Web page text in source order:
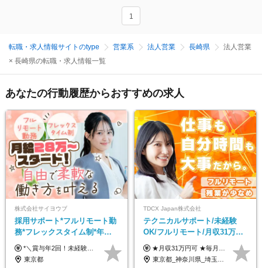
1
転職・求人情報サイトのtype 営業系 法人営業 長崎県
法人営業
× 長崎県の転職・求人情報一覧
あなたの行動履歴からおすすめの求人
株式会社サイヨウブ
採用サポート*フルリモート勤
務*フレックスタイム制*年休
120日*土日祝休み*残業ほぼな
し*育児中社員8割以上
*＼賞与年2回！未経験から月給28万円スタート／* ◆月給28万～40万円＋賞与年2回＋各種インセンティブ ※経験・スキルを考慮の上、決定します ※試用期間6ヶ月間あり（期間中は月給26万円～になります。その他待遇等に差異はありません） ※月給には月35時間分の固定残業代含む（月5万4800円/超過分別途支給） ※ほとんどのメンバーが残業ゼロです！フレックスタイム制のため、自分の生活に合わせて調整できます。 ＼希望性で土曜日出勤あり／ お客様より「土曜日に応募者の対応をしてほしい」という ご要望を受けた際に、応募者対応⇒求職者との メッセージのやり取りなど、対応が発生する場合があります。 ※土曜日に出勤いただく場合は ・2時間稼働：4500円 ・4時間稼働：9000円 の給与が発生。勤務時間が4時間超えることは原則ありません。 短期間で高い給与をGETできるチャンスです♪
東京都
TDCX Japan株式会社
テクニカルサポート/未経験
OK/フルリモート/月収31万円
可/月最大3万のインセンティ
ブ支給/平均年齢33歳
★月収31万円可 ★毎月「最大3万円」のインセンティブあり 月給266,228円～＋スキル手当（15,000円）＋インセンティブ（月最大3万円） ※月給例（月額最大額）：281,228 円＋残業代発生分 インセンティブを最大まで取得できた場合は、月額最大額：311,228円＋残業代発生分 となります ※経験・スキルなどを考慮し決定します ※残業代は1分単位で支給 ※試用期間3ヵ月あり（契約社員期間も給与・待遇に変更なし） ※インセンティブは効率性、顧客満足、勤怠状況等の結果により毎月金額が決定されます。 ＼”頑張り”はインセンティブで還元！／ 入社3ヶ月目から、目標数字やKPI、勤怠状況、お客様アンケートなどをもとに評価をスタート。 最短4ヶ月目にはインセンティブの支給も可能です！
東京都_神奈川県_埼玉県_千葉県_大阪府_愛知県_北海道_青森県_岩手県_宮城県_秋田県_山形県_福島県_茨城県_栃木県_群馬県_新潟県_山梨県_長野県_富山県_石川県_福井県_静岡県_岐阜県_三重県_兵庫県_京都府_滋賀県_奈良県_和歌山県_広島県_岡山県_鳥取県_島根県_山口県_徳島県_香川県_愛媛県_高知県_福岡県_熊本県_佐賀県_長崎県_大分県_宮崎県_鹿児島県_沖縄県